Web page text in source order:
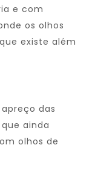
e com
os olhos
existe além
das
ainda
olhos de